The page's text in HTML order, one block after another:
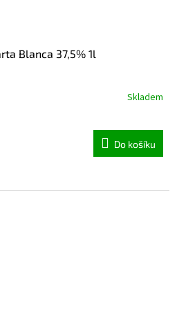
Blanca 37,5% 1l
Skladem
Do košíku